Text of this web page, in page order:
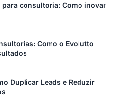
para consultoria: Como inovar
Como o Evolutto
Duplicar Leads e Reduzir